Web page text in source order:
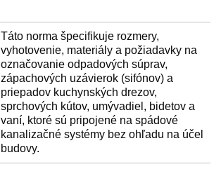
Táto norma špecifikuje rozmery,
vyhotovenie, materiály a požiadavky na
označovanie odpadových súprav,
zápachových uzávierok (sifónov) a
priepadov kuchynských drezov,
sprchových kútov, umývadiel, bidetov a
vaní, ktoré sú pripojené na spádové
kanalizačné systémy bez ohľadu na účel
budovy.